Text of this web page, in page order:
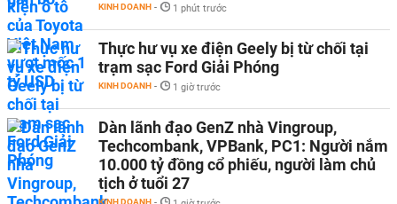
KINH DOANH - 1 phút trước
Thực hư vụ xe điện Geely bị từ chối tại
trạm sạc Ford Giải Phóng
KINH DOANH - 1 giờ trước
Dàn lãnh đạo GenZ nhà Vingroup,
Techcombank, VPBank, PC1: Người nắm
10.000 tỷ đồng cổ phiếu, người làm chủ
tịch ở tuổi 27
KINH DOANH